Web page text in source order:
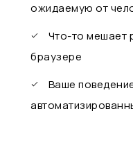
ожидаемую от
Что-то мешает
браузере
Ваше